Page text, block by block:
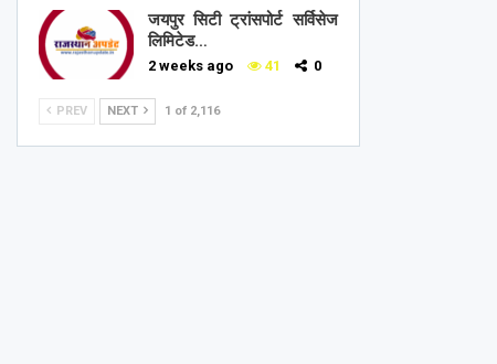
जयपुर सिटी ट्रांसपोर्ट सर्विसेज
लिमिटेड…
2 weeks ago 41 0
PREV NEXT 1 of 2,116